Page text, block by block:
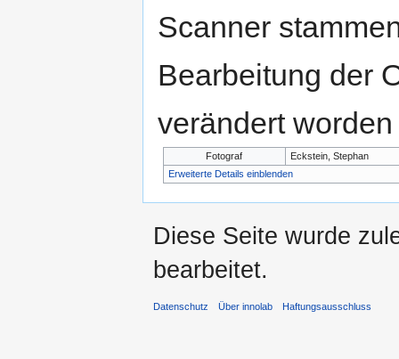
Scanner
Bearbeitung der
verändert
Fotograf
Eckstein, Stephan
Erweiterte Details einblenden
Diese Seite wurde
bearbeitet.
Datenschutz Über innolab Haftungsausschluss